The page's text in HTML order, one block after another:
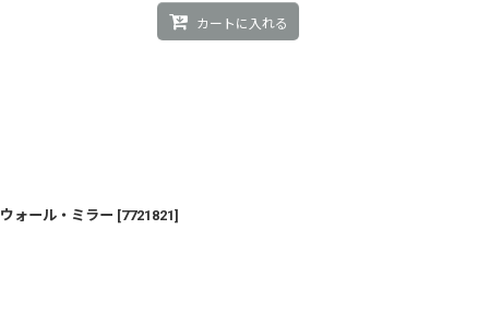
カートに入れる
ウォール・ミラー [7721821]